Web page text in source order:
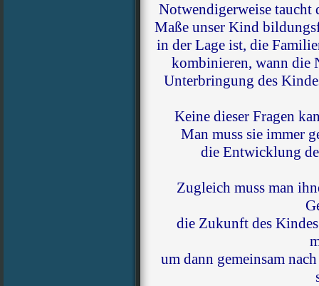
Notwendigerweise taucht
Maße unser Kind
in der Lage ist, die
kombinieren, wann die
Unterbringung des
Keine dieser Fragen
Man muss sie immer
die Entwicklung
Zugleich muss man
die Zukunft des
um dann gemeinsam